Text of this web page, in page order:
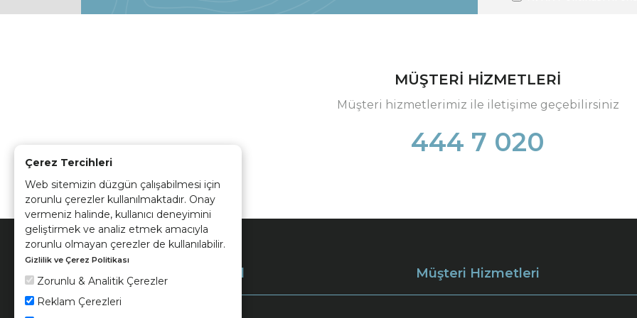
Çerez Tercihleri
Web sitemizin düzgün çalışabilmesi için
zorunlu çerezler kullanılmaktadır. Onay
vermeniz halinde, kullanıcı deneyimini
geliştirmek ve analiz etmek amacıyla
zorunlu olmayan çerezler de kullanılabilir.
Gizlilik ve Çerez Politikası
Zorunlu & Analitik Çerezler
Reklam Çerezleri
MÜŞTERİ HİZMETLERİ
Müşteri hizmetlerimiz ile iletişime geçebilirsiniz
444 7 020
Kurumsal Müşteri Hizmetleri